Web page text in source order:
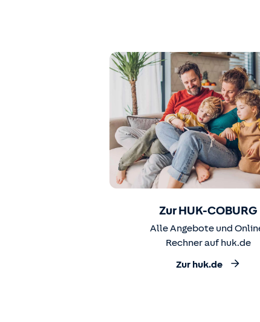
Zur HUK-COBURG
Alle Angebote und
Rechner auf huk.de
Zur huk.de